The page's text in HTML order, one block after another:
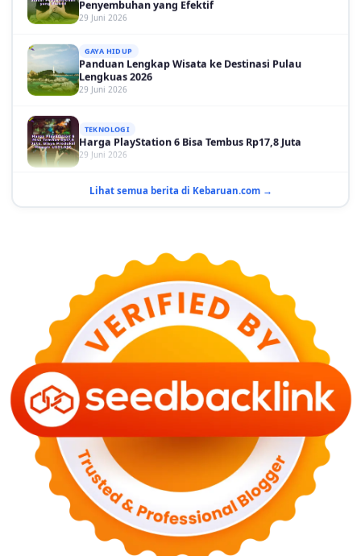
GAYA HIDUP
Lengkuas 2026
29 Juni 2026
29 Juni 2026
Terduga
Bahaya Memakai Softlens untuk Mata yang Jarang
Diketahui
29 Juni 2026
NASIONAL
PLN Kalimantan Lakukan Manajemen Beban
Akibat Gangguan PLTGU
29 Juni 2026
KEUANGAN & INVESTASI
Harga Minyak Dunia Hari Ini Naik, WTI dan Brent
Sama-sama Menguat
GAYA HIDUP
Sinopsis Film Marauders, Misteri Perampokan
Bank dengan Konspirasi Tersembunyi
30 Juni 2026
OLAH RAGA
Hasil Brasil vs Jepang 2-1: Comeback Dramatis, Gol
Lihat semua berita di Kebaruan.com →